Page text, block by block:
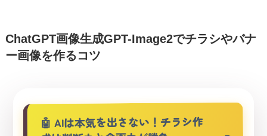
ChatGPT画像生成GPT-Image2でチラシやバナ
ー画像を作るコツ
🤖 AIは本気を出さない！チラシ作